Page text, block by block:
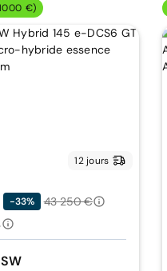
€)
12 jours
-33%
43 250 €